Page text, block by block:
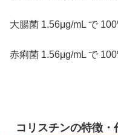
大腸菌 1.56μg/mL で
赤痢菌 1.56μg/mL で
コリスチンの特徴・